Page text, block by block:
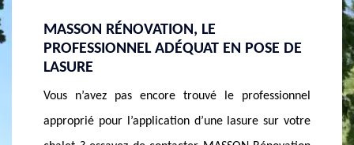
DE
sur votre
APPLICATION DE LASURE CHEZ MASSON
RÉNOVATION
votre habitation. Si vous en disposiez, assurez-vous
de son entretien pour qu’il soit pérenne et en bon
DE